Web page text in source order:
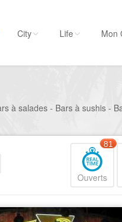
City Life Mon
à salades - Bars à sushis -
Ouverts
81